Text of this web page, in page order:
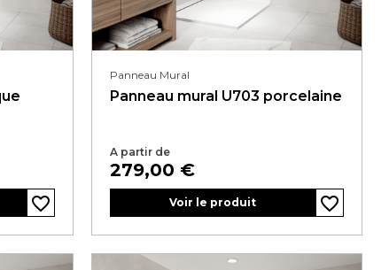
favorite_border
favorite_border
favorite_border
favorite_border
favorite_border
Panneau Mural
Panneau mural U703 porcelaine
A partir de
Prix
279,00 €
Voir le produit favorite_border
favorite_border
favorite_border
favorite_border
favorite_border